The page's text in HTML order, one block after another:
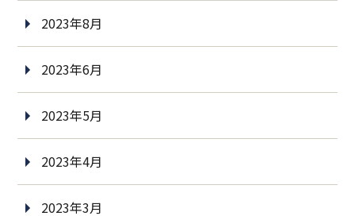
2023年8月
2023年6月
2023年5月
2023年4月
2023年3月